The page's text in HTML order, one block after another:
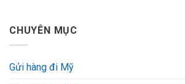
CHUYÊN MỤC
Gửi hàng đi Mỹ